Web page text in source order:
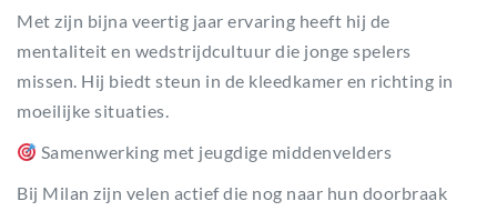
Met zijn bijna veertig jaar ervaring heeft hij de
mentaliteit en wedstrijdcultuur die jonge spelers
missen. Hij biedt steun in de kleedkamer en richting in
moeilijke situaties.
Samenwerking met jeugdige middenvelders
Bij Milan zijn velen actief die nog naar hun doorbraak